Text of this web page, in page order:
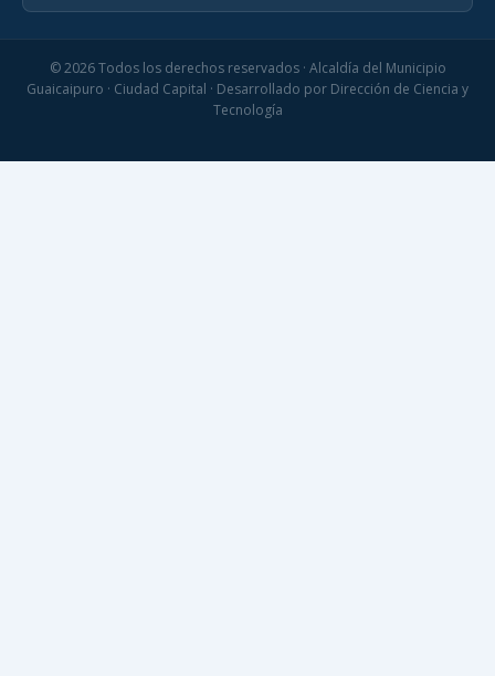
© 2026 Todos los derechos reservados · Alcaldía del Municipio
Guaicaipuro · Ciudad Capital · Desarrollado por Dirección de Ciencia y
Tecnología